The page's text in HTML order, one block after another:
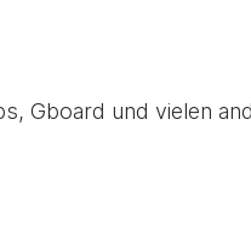
Gboard und vielen